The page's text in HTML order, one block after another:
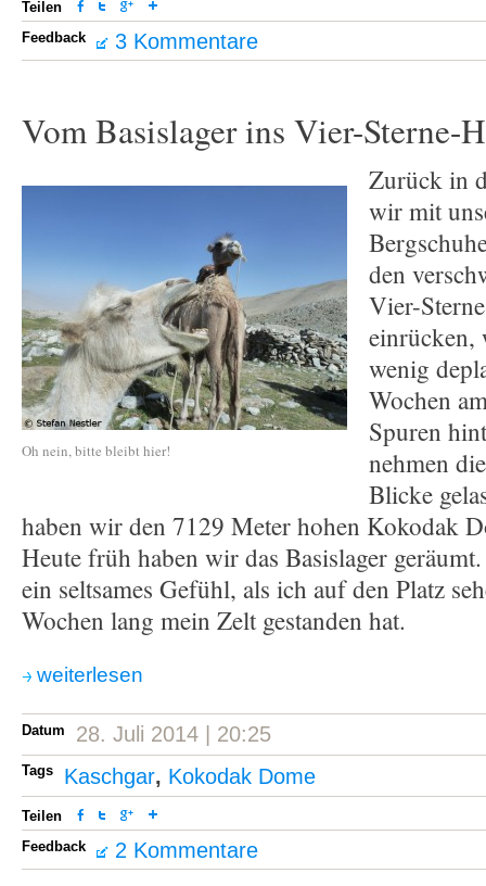
Teilen
Feedback
3 Kommentare
Vom Basislager ins Vier-Sterne-
Oh nein, bitte bleibt hier!
Zurück in
wir mit
den
Vier-
wenig
Wochen
Spuren
nehmen
Blicke
haben wir den 7129 Meter hohen Kokodak
Heute früh haben wir das Basislager
ein seltsames Gefühl, als ich auf den Platz
Wochen lang mein Zelt gestanden hat.
weiterlesen
Datum 28. Juli 2014 | 20:25
Tags Kaschgar, Kokodak Dome
Teilen
Feedback
2 Kommentare